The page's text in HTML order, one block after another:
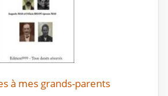
à mes grands-parents